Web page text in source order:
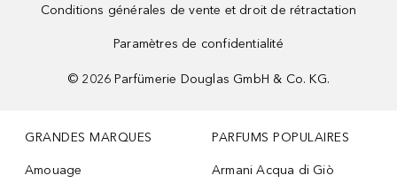
Conditions générales de vente et droit de rétractation
Paramètres de confidentialité
© 2026 Parfümerie Douglas GmbH & Co. KG.
GRANDES MARQUES
Amouage
PARFUMS POPULAIRES
Armani Acqua di Giò